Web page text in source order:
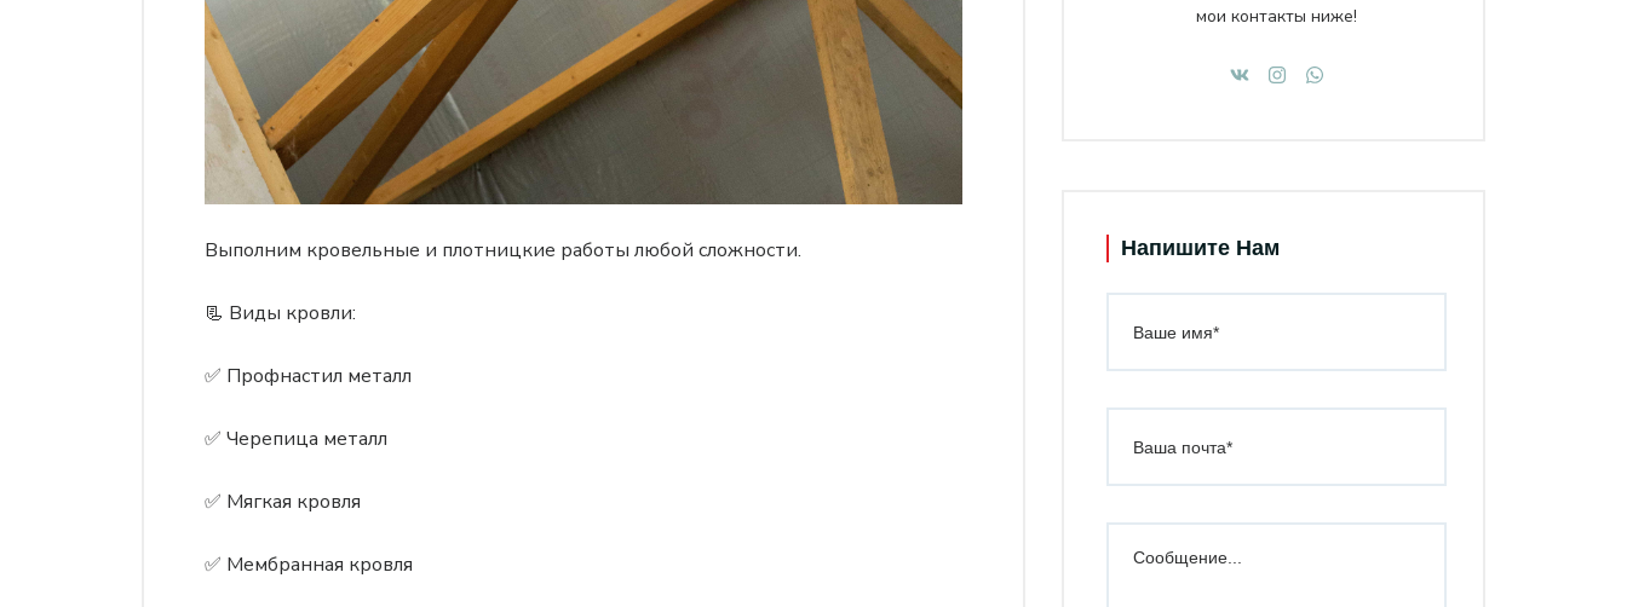
Выполним кровельные и плотницкие работы любой сложности.
📃 Виды кровли:
✅ Профнастил металл
✅ Черепица металл
✅ Мягкая кровля
✅ Мембранная кровля
мои контакты ниже!
Напишите Нам